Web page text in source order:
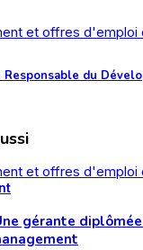
Responsable du
gérante